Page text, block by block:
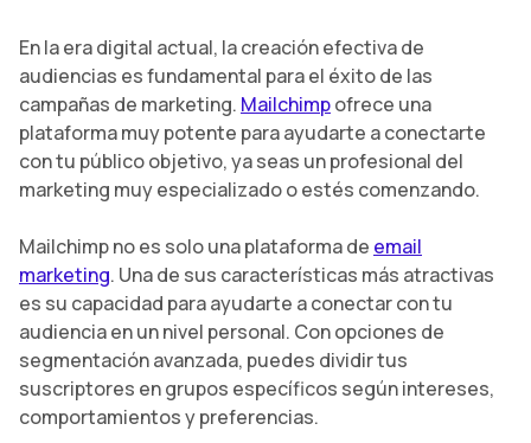
En la era digital actual, la creación efectiva de
audiencias es fundamental para el éxito de las
campañas de marketing. Mailchimpofrece una
plataforma muy potente para ayudarte a conectarte
con tu público objetivo, ya seas un profesional del
marketing muy especializado o estés comenzando.
Mailchimp no es solo una plataforma de email
marketing. Una de sus características más atractivas
es su capacidad para ayudarte a conectar con tu
audiencia en un nivel personal. Con opciones de
segmentación avanzada, puedes dividir tus
suscriptores en grupos específicos según intereses,
comportamientos y preferencias.